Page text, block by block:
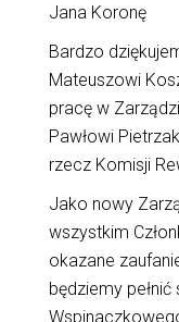
Jana Koronę
Bardzo
Mateuszowi
pracę w
Pawłowi
rzecz Komisji
Jako nowy
wszystkim
okazane
będziemy